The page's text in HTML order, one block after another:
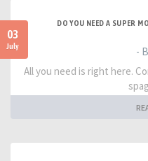
03
July
DO YOU NEED A SUPER
-
All you need is right here.